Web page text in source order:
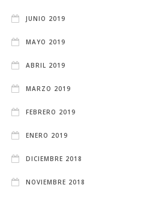
JUNIO 2019
MAYO 2019
ABRIL 2019
MARZO 2019
FEBRERO 2019
ENERO 2019
DICIEMBRE 2018
NOVIEMBRE 2018